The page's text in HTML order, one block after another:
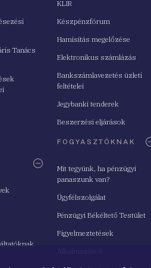
Tanács
KLIR
Készpénzfórum
Hamisítás megelőzése
Elektronikus számlázás
Bankszámlavezetés üzleti
feltételei
Jegybanki tenderek
Beszerzési eljárások
FOGYASZTÓKNAK
Mit tegyünk, ha pénzügyi
panaszunk van?
Ügyfélszolgálat
Pénzügyi Békéltető Testület
Figyelmeztetések